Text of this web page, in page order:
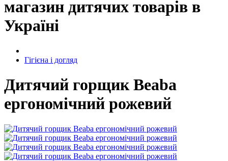
магазин дитячих товарів в
Україні
Гігієна і догляд
Дитячий горщик Beaba
ергономічний рожевий